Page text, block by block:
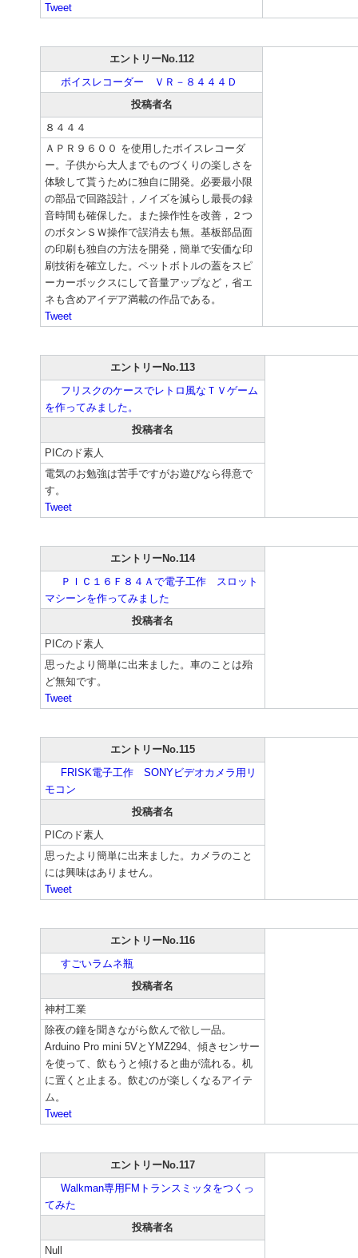
Tweet
エントリーNo.112
ボイスレコーダー ＶＲ－８４４４Ｄ
投稿者名
８４４４
ＡＰＲ９６００ を使用したボイスレコーダ
ー。子供から大人までものづくりの楽しさを
体験して貰うために独自に開発。必要最小限
の部品で回路設計，ノイズを減らし最長の録
音時間も確保した。また操作性を改善，２つ
のボタンＳＷ操作で誤消去も無。基板部品面
の印刷も独自の方法を開発，簡単で安価な印
刷技術を確立した。ペットボトルの蓋をスピ
ーカーボックスにして音量アップなど，省エ
ネも含めアイデア満載の作品である。
Tweet
エントリーNo.113
フリスクのケースでレトロ風なＴＶゲーム
を作ってみました。
投稿者名
PICのド素人
電気のお勉強は苦手ですがお遊びなら得意で
す。
Tweet
エントリーNo.114
ＰＩＣ１６Ｆ８４Ａで電子工作 スロット
マシーンを作ってみました
投稿者名
PICのド素人
思ったより簡単に出来ました。車のことは殆
ど無知です。
Tweet
エントリーNo.115
FRISK電子工作 SONYビデオカメラ用リ
モコン
投稿者名
PICのド素人
思ったより簡単に出来ました。カメラのこと
には興味はありません。
Tweet
エントリーNo.116
すごいラムネ瓶
投稿者名
神村工業
除夜の鐘を聞きながら飲んで欲し一品。
Arduino Pro mini 5VとYMZ294、傾きセンサー
を使って、飲もうと傾けると曲が流れる。机
に置くと止まる。飲むのが楽しくなるアイテ
ム。
Tweet
エントリーNo.117
Walkman専用FMトランスミッタをつくっ
てみた
投稿者名
Null